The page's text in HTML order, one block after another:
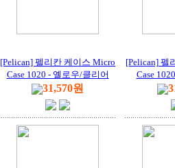
[Pelican] 펠리칸 케이스 Micro
Case 1020 - 옐로우/클리어
31,570원
[Pelican] 펠
Case